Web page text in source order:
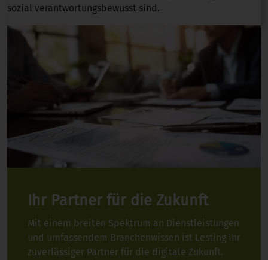
sozial verantwortungsbewusst sind.
Ihr Partner für die Zukunft
Mit einem breiten Spektrum an Dienstleistungen
und umfassendem Branchenwissen ist Lesting Ihr
zuverlässiger Partner für die digitale Zukunft.